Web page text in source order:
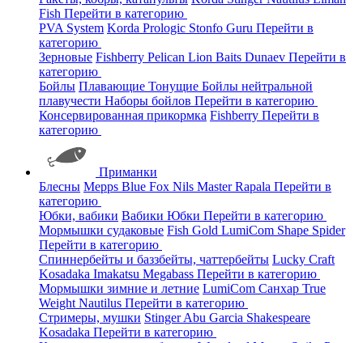
Fish Перейти в категорию
PVA System Korda Prologic Stonfo Guru Перейти в
категорию
Зерновые Fishberry Pelican Lion Baits Dunaev Перейти в
категорию
Бойлы Плавающие Тонущие Бойлы нейтральной
плавучести Наборы бойлов Перейти в категорию
Консервированная прикормка Fishberry Перейти в
категорию
Приманки
Блесны Mepps Blue Fox Nils MasterRapala Перейти в
категорию
Юбки, вабики Вабики Юбки Перейти в категорию
Мормышки судаковые Fish Gold LumiCom Shape Spider
Перейти в категорию
Спиннербейты и баззбейты, чаттербейты Lucky Craft
Kosadaka Imakatsu Megabass Перейти в категорию
Мормышки зимние и летние LumiCom Санхар True
Weight Nautilus Перейти в категорию
Стримеры, мушки StingerAbu Garcia Shakespeare
Kosadaka Перейти в категорию